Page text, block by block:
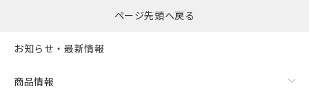
ページ先頭へ戻る
お知らせ・最新情報
商品情報